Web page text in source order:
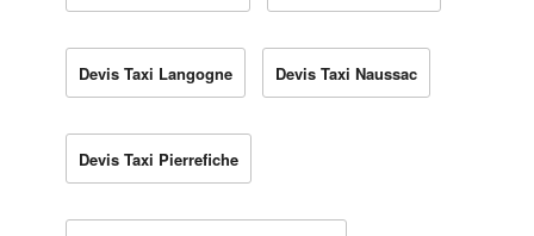
Devis Taxi Langogne Devis Taxi Naussac
Devis Taxi Pierrefiche